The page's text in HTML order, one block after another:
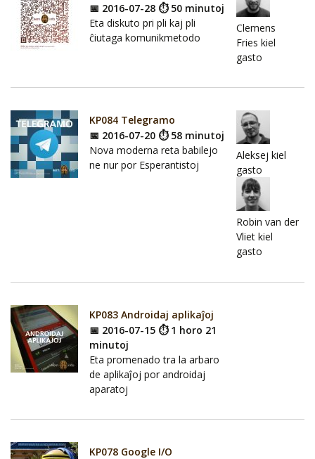
📅 2016-07-28 ⏱ 50 minutoj
Eta diskuto pri pli kaj pli
ĉiutaga komunikmetodo
Clemens
Fries kiel
gasto
KP084 Telegramo
📅 2016-07-20 ⏱ 58 minutoj
Nova moderna reta babilejo
ne nur por Esperantistoj
Aleksej kiel
gasto
Robin van der
Vliet kiel
gasto
KP083 Androidaj aplikaĵoj
📅 2016-07-15 ⏱ 1 horo 21
minutoj
Eta promenado tra la arbaro
de aplikaĵoj por androidaj
aparatoj
KP078 Google I/O